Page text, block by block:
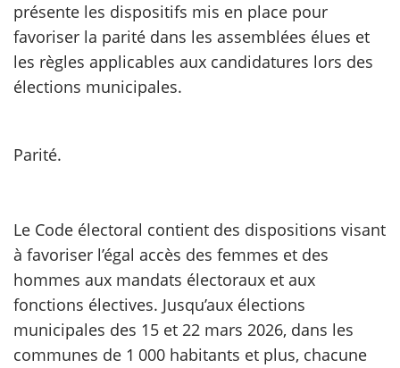
présente les dispositifs mis en place pour
favoriser la parité dans les assemblées élues et
les règles applicables aux candidatures lors des
élections municipales.
Parité.
Le Code électoral contient des dispositions visant
à favoriser l’égal accès des femmes et des
hommes aux mandats électoraux et aux
fonctions électives. Jusqu’aux élections
municipales des 15 et 22 mars 2026, dans les
communes de 1 000 habitants et plus, chacune